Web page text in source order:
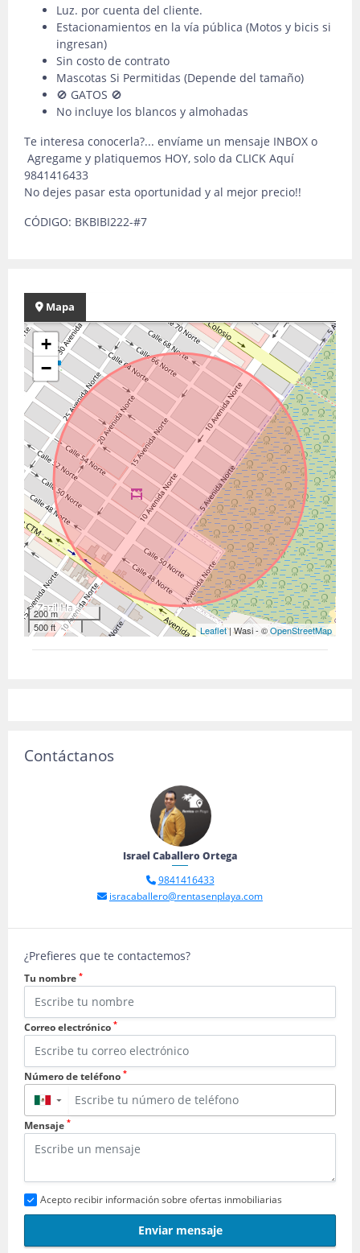
Luz. por cuenta del cliente.
Estacionamientos en la vía pública (Motos y bicis si
ingresan)
Sin costo de contrato
Mascotas Si Permitidas (Depende del tamaño)
🚫 GATOS 🚫
No incluye los blancos y almohadas
Te interesa conocerla?... envíame un mensaje INBOX o
Agregame y platiquemos HOY, solo da CLICK Aquí
9841416433
No dejes pasar esta oportunidad y al mejor precio!!
CÓDIGO: BKBIBI222-#7
Mapa
+
−
200 m
500 ft
Leaflet| Wasi - ©OpenStreetMap
Contáctanos
Israel Caballero Ortega
9841416433
isracaballero@rentasenplaya.com
¿Prefieres que te contactemos?
Tu nombre *
Correo electrónico *
Número de teléfono *
▼
Mensaje *
Acepto recibir información sobre ofertas inmobiliarias
Enviar mensaje